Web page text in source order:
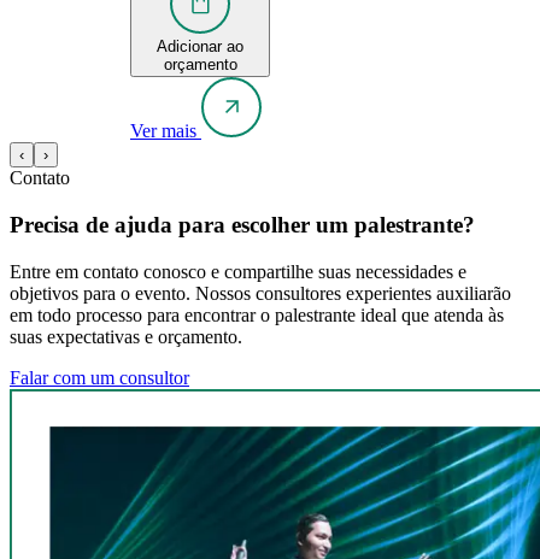
Adicionar ao
orçamento
Ver mais
‹ ›
Contato
Precisa de ajuda para escolher um palestrante?
Entre em contato conosco e compartilhe suas necessidades e
objetivos para o evento. Nossos consultores experientes auxiliarão
em todo processo para encontrar o palestrante ideal que atenda às
suas expectativas e orçamento.
Falar com um consultor